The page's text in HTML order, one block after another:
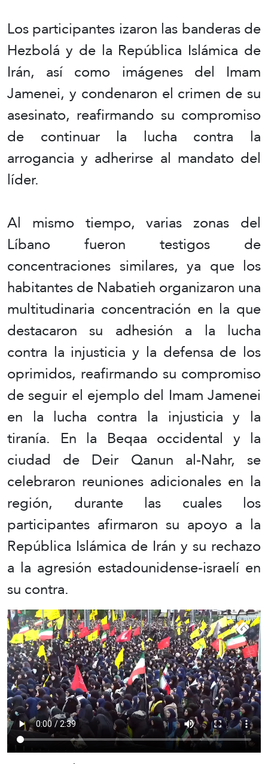
Los participantes izaron las banderas de
Hezbolá y de la República Islámica de
Irán, así como imágenes del Imam
Jamenei, y condenaron el crimen de su
asesinato, reafirmando su compromiso
de continuar la lucha contra la
arrogancia y adherirse al mandato del
líder.
Al mismo tiempo, varias zonas del
Líbano fueron testigos de
concentraciones similares, ya que los
habitantes de Nabatieh organizaron una
multitudinaria concentración en la que
destacaron su adhesión a la lucha
contra la injusticia y la defensa de los
oprimidos, reafirmando su compromiso
de seguir el ejemplo del Imam Jamenei
en la lucha contra la injusticia y la
tiranía. En la Beqaa occidental y la
ciudad de Deir Qanun al-Nahr, se
celebraron reuniones adicionales en la
región, durante las cuales los
participantes afirmaron su apoyo a la
República Islámica de Irán y su rechazo
a la agresión estadounidense-israelí en
su contra.